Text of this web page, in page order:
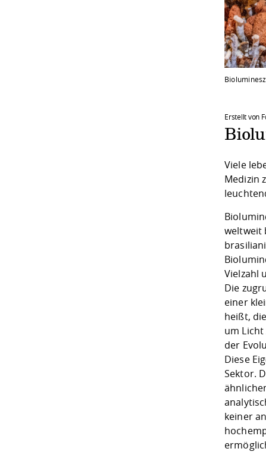
Erstellt von
Viele
Medizin
weltweit
Vielzahl
Die
einer
heißt,
um
der
Diese
Sektor.
keiner